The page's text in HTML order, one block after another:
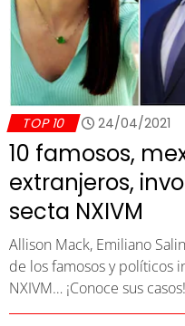
TOP 10 24/04/2021
10 famosos,
extranjeros,
secta NXIVM
Allison Mack, Emiliano
de los famosos y políticos
NXIVM… ¡Conoce sus casos!